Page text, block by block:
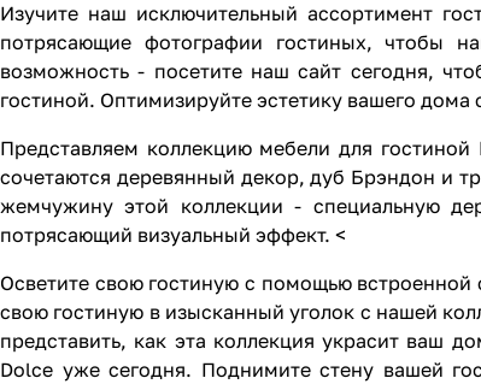
Изучите наш исключительный ассортимент
потрясающие фотографии гостиных, чтобы
возможность - посетите наш сайт сегодня,
гостиной. Оптимизируйте эстетику вашего
Представляем коллекцию мебели для
сочетаются деревянный декор, дуб Брэндон и
жемчужину этой коллекции - специальную
потрясающий визуальный эффект. <
Осветите свою гостиную с помощью
свою гостиную в изысканный уголок с нашей
представить, как эта коллекция украсит ваш
Dolce уже сегодня. Поднимите стену вашей